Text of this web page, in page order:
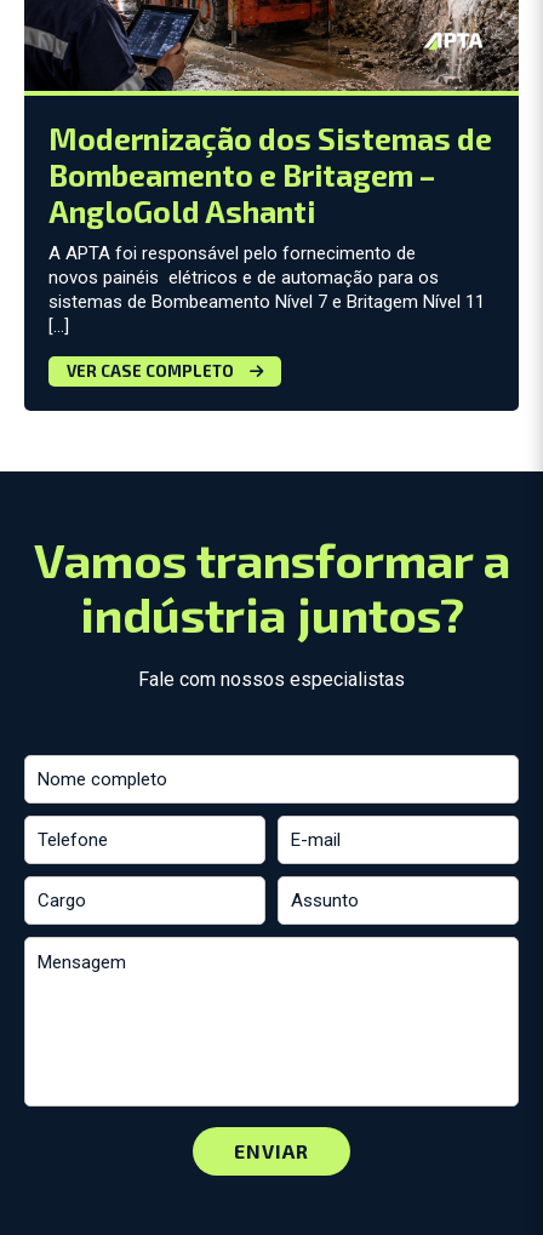
Modernização dos Sistemas de
Bombeamento e Britagem –
AngloGold Ashanti
A APTA foi responsável pelo fornecimento de
novos painéis elétricos e de automação para os
sistemas de Bombeamento Nível 7 e Britagem Nível 11
[…]
VER CASE COMPLETO
Vamos transformar a
indústria juntos?
Fale com nossos especialistas